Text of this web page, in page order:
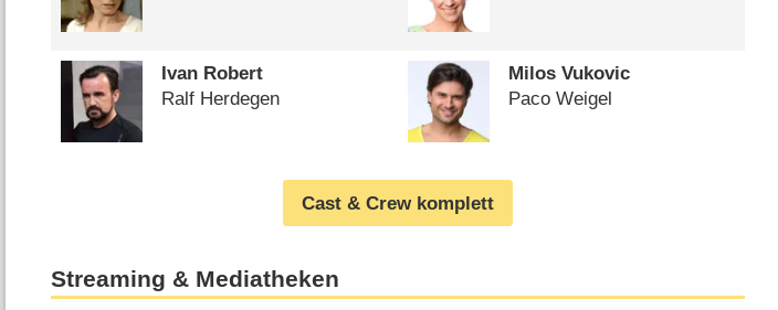
Ivan Robert
Ralf Herdegen
Milos Vukovic
Paco Weigel
Cast & Crew komplett
Streaming & Mediatheken